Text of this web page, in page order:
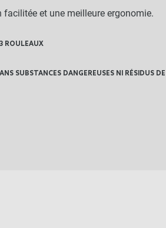
facilitée et une meilleure ergonomie.
ROULEAUX
SUBSTANCES DANGEREUSES NI RÉSIDUS DE